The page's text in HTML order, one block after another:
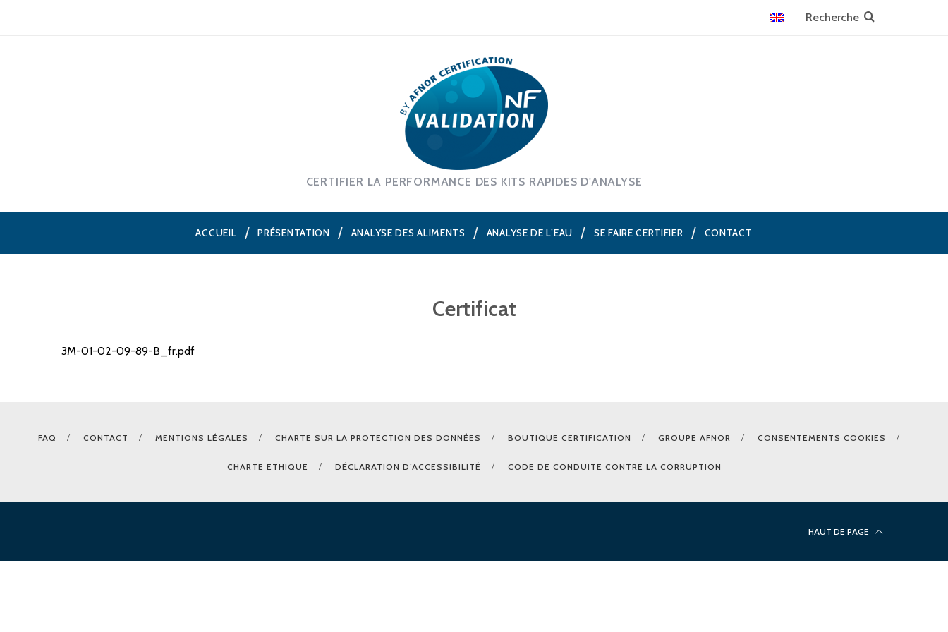
CERTIFIER LA PERFORMANCE DES KITS RAPIDES D'ANALYSE
ACCUEIL PRÉSENTATION ANALYSE DES ALIMENTS ANALYSE DE L’EAU SE FAIRE CERTIFIER CONTACT
Certificat
3M-01-02-09-89-B_fr.pdf
FAQ CONTACT MENTIONS LÉGALES CHARTE SUR LA PROTECTION DES DONNÉES BOUTIQUE CERTIFICATION GROUPE AFNOR CONSENTEMENTS COOKIES
CHARTE ETHIQUE DÉCLARATION D’ACCESSIBILITÉ CODE DE CONDUITE CONTRE LA CORRUPTION
HAUT DE PAGE